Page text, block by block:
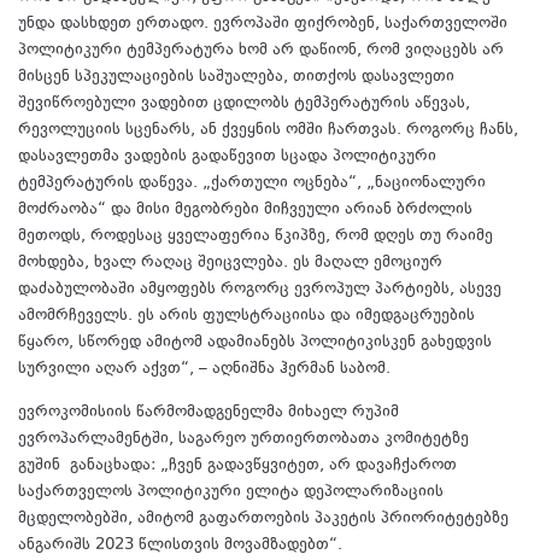
უნდა დასხდეთ ერთადო. ევროპაში ფიქრობენ, საქართველოში
პოლიტიკური ტემპერატურა ხომ არ დაწიონ, რომ ვიღაცებს არ
მისცენ სპეკულაციების საშუალება, თითქოს დასავლეთი
შევიწროებული ვადებით ცდილობს ტემპერატურის აწევას,
რევოლუციის სცენარს, ან ქვეყნის ომში ჩართვას. როგორც ჩანს,
დასავლეთმა ვადების გადაწევით სცადა პოლიტიკური
ტემპერატურის დაწევა. „ქართული ოცნება“, „ნაციონალური
მოძრაობა“ და მისი მეგობრები მიჩვეული არიან ბრძოლის
მეთოდს, როდესაც ყველაფერია წკიპზე, რომ დღეს თუ რაიმე
მოხდება, ხვალ რაღაც შეიცვლება. ეს მაღალ ემოციურ
დაძაბულობაში ამყოფებს როგორც ევროპულ პარტიებს, ასევე
ამომრჩეველს. ეს არის ფულსტრაციისა და იმედგაცრუების
წყარო, სწორედ ამიტომ ადამიანებს პოლიტიკისკენ გახედვის
სურვილი აღარ აქვთ“, – აღნიშნა ჰერმან საბომ.
ევროკომისიის წარმომადგენელმა მიხაელ რუპიმ
ევროპარლამენტში, საგარეო ურთიერთობათა კომიტეტზე
გუშინ განაცხადა: „ჩვენ გადავწყვიტეთ, არ დავაჩქაროთ
საქართველოს პოლიტიკური ელიტა დეპოლარიზაციის
მცდელობებში, ამიტომ გაფართოების პაკეტის პრიორიტეტებზე
ანგარიშს 2023 წლისთვის მოვამზადებთ“.